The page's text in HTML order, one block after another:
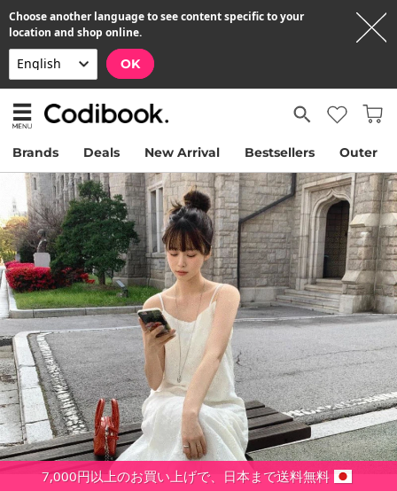
Choose another language to see content specific to your
location and shop online.
OK
Brands Deals New Arrival Bestsellers Outer
7,000円以上のお買い上げで、日本まで送料無料